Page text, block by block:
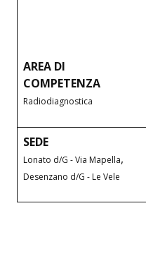
AREA DI
COMPETENZA
Radiodiagnostica
SEDE
Lonato d/G - Via Mapella,
Desenzano d/G - Le Vele